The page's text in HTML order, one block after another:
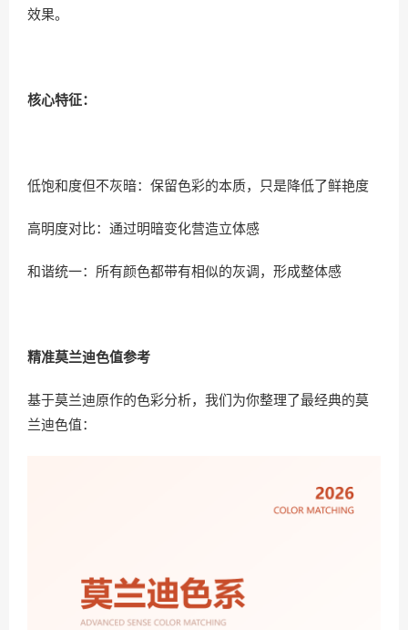
效果。
核心特征：
低饱和度但不灰暗：保留色彩的本质，只是降低了鲜艳度
高明度对比：通过明暗变化营造立体感
和谐统一：所有颜色都带有相似的灰调，形成整体感
精准莫兰迪色值参考
基于莫兰迪原作的色彩分析，我们为你整理了最经典的莫
兰迪色值：